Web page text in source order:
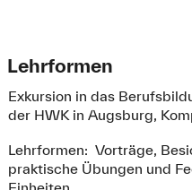
Lehrformen
Exkursion in das
der HWK in Augsburg,
Lehrformen: Vorträge,
praktische Übungen und